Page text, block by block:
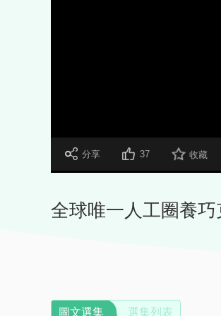
分享 37 收藏
全球唯一人工圈養巧
圖文選集 選集列表